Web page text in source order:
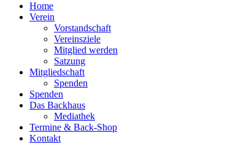
Home
Verein
Vorstandschaft
Vereinsziele
Mitglied werden
Satzung
Mitgliedschaft
Spenden
Spenden
Das Backhaus
Mediathek
Termine & Back-Shop
Kontakt